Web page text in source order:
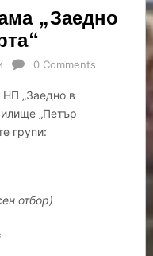
„Заедно
0 Comments
НП „Заедно в
„Петър
групи:
отбор)